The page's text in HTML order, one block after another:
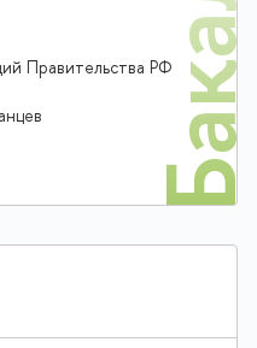
Правительства РФ